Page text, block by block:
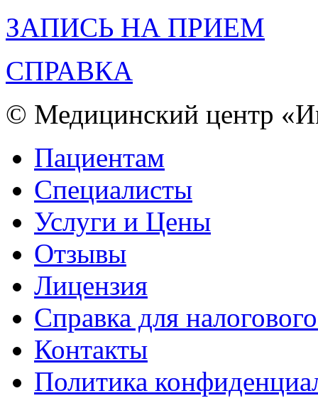
ЗАПИСЬ НА ПРИЕМ
СПРАВКА
© Медицинский центр
Пациентам
Специалисты
Услуги и Цены
Отзывы
Лицензия
Справка для
Контакты
Политика